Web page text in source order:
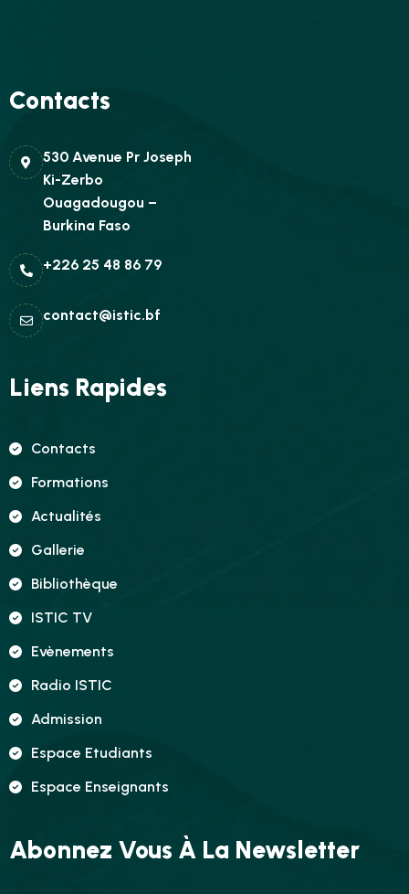
Contacts
530 Avenue Pr Joseph
Ki-Zerbo
Ouagadougou –
Burkina Faso
+226 25 48 86 79
contact@istic.bf
Liens Rapides
Contacts
Formations
Actualités
Gallerie
Bibliothèque
ISTIC TV
Evènements
Radio ISTIC
Admission
Espace Etudiants
Espace Enseignants
Abonnez Vous À La Newsletter